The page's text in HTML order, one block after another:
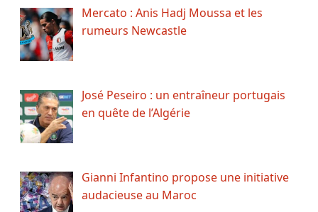
Mercato : Anis Hadj Moussa et les
rumeurs Newcastle
José Peseiro : un entraîneur portugais
en quête de l’Algérie
Gianni Infantino propose une initiative
audacieuse au Maroc